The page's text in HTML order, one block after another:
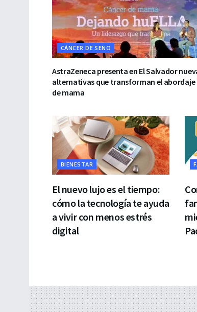
CÁNCER DE SENO
AstraZeneca presenta en El Salvador
alternativas que transforman el abordaje
de mama
BIENESTAR
El nuevo lujo es el tiempo:
cómo la tecnología te ayuda
a vivir con menos estrés
digital